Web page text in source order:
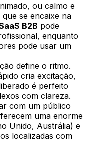
ou calmo e
se encaixe na
B2B pode
enquanto
pode usar um
define o ritmo.
cria excitação,
é perfeito
com clareza.
com um público
uma enorme
Unido, Austrália) e
localizadas com